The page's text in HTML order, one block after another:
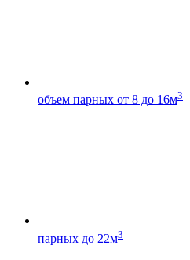
объем парных от 8 до 16м3
парных до 22м3